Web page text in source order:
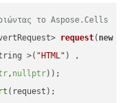
το Aspose.Cells
request( new
>(
"HTML" ) ,
, nullptr))